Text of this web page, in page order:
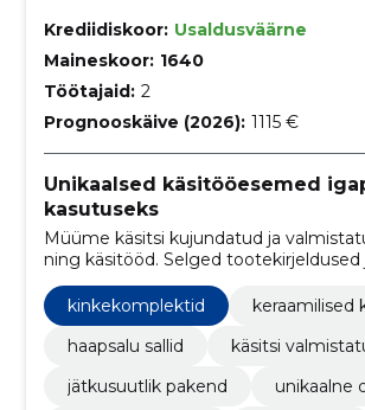
Krediidiskoor: Usaldusväärne
Maineskoor: 1640
Töötajaid: 2
Prognooskäive (2026): 1115 €
Unikaalsed käsitööesemed
kasutuseks
Müüme käsitsi kujundatud ja
ning käsitööd. Selged tootekirjeldused
pakend annavad ostjale kindluse ja
tootmist.
kinkekomplektid
keraamilised
haapsalu sallid
käsitsi
jätkusuutlik pakend
unikaalne